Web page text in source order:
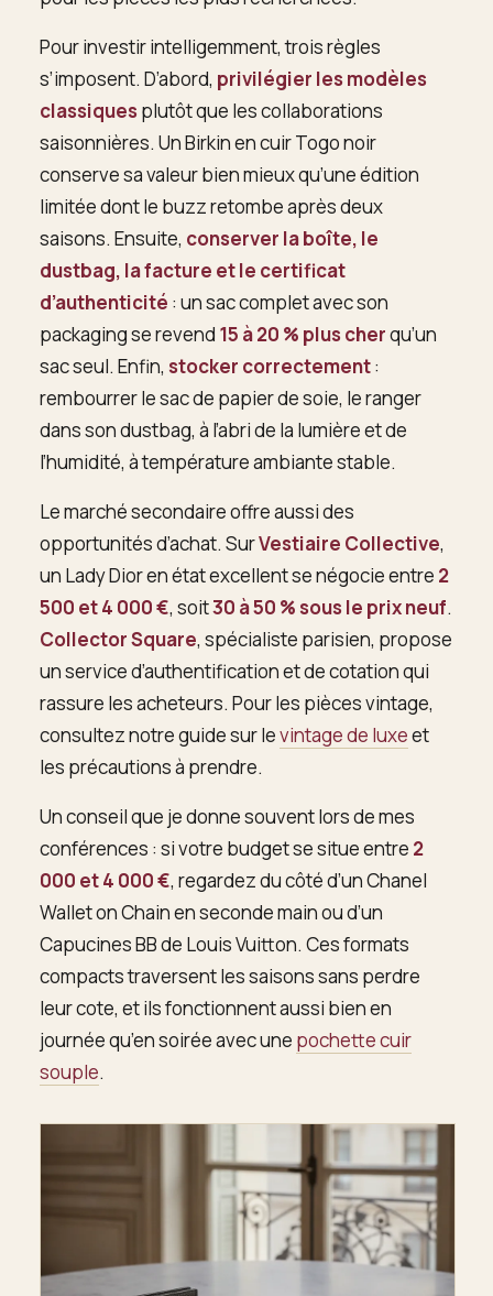
Pour investir intelligemment, trois règles
s’imposent. D’abord, privilégier les modèles
classiques plutôt que les collaborations
saisonnières. Un Birkin en cuir Togo noir
conserve sa valeur bien mieux qu’une édition
limitée dont le buzz retombe après deux
saisons. Ensuite, conserver la boîte, le
dustbag, la facture et le certificat
d’authenticité : un sac complet avec son
packaging se revend 15 à 20 % plus cherqu’un
sac seul. Enfin, stocker correctement:
rembourrer le sac de papier de soie, le ranger
dans son dustbag, à l’abri de la lumière et de
l’humidité, à température ambiante stable.
Le marché secondaire offre aussi des
opportunités d’achat. SurVestiaire Collective,
un Lady Dior en état excellent se négocie entre 2
500 et 4 000 €, soit30 à 50 % sous le prix neuf.
Collector Square, spécialiste parisien, propose
un service d’authentification et de cotation qui
rassure les acheteurs. Pour les pièces vintage,
consultez notre guide sur levintage de luxeet
les précautions à prendre.
Un conseil que je donne souvent lors de mes
conférences : si votre budget se situe entre 2
000 et 4 000 €, regardez du côté d’un Chanel
Wallet on Chain en seconde main ou d’un
Capucines BB de Louis Vuitton. Ces formats
compacts traversent les saisons sans perdre
leur cote, et ils fonctionnent aussi bien en
journée qu’en soirée avec une pochette cuir
souple.